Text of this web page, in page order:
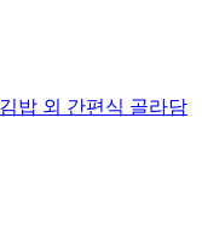
밥 외 간편식 골라담